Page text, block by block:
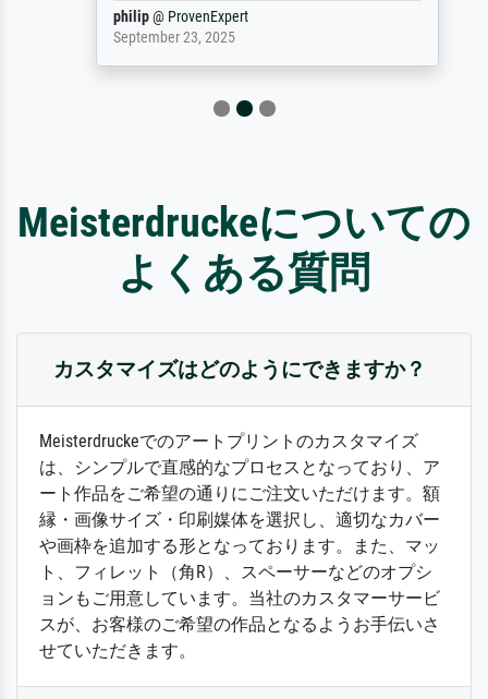
philip@ProvenExpert
September 23, 2025
Meisterdruckeについての
よくある質問
カスタマイズはどのようにできますか？
Meisterdruckeでのアートプリントのカスタマイズ
は、シンプルで直感的なプロセスとなっており、ア
ート作品をご希望の通りにご注文いただけます。額
縁・画像サイズ・印刷媒体を選択し、適切なカバー
や画枠を追加する形となっております。また、マッ
ト、フィレット（角R）、スペーサーなどのオプシ
ョンもご用意しています。当社のカスタマーサービ
スが、お客様のご希望の作品となるようお手伝いさ
せていただきます。